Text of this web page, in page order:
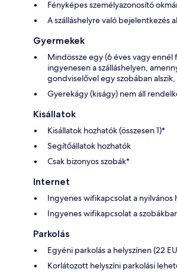
Fényképes személyazonosító
A szálláshelyre való bejelentkezés
Gyermekek
Mindössze egy (6 éves vagy ennél
ingyenesen a szálláshelyen,
gondviselővel egy szobában
Gyerekágy (kiságy) nem áll
Kisállatok
Kisállatok hozhatók (összesen 1)*
Segítőállatok hozhatók
Csak bizonyos szobák*
Internet
Ingyenes wifikapcsolat a nyilvános
Ingyenes wifikapcsolat a
Parkolás
Egyéni parkolás a helyszínen (22
Korlátozott helyszíni parkolási